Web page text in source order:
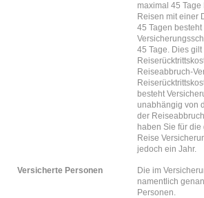
maximal 45
Reisen mit einer
45 Tagen besteht
45 Tage. Dies gilt
Reiseabbruch-
besteht
unabhängig von
der
haben Sie für
Reise
jedoch ein Jahr.
Versicherte Personen
Die im
namentlich
Personen.